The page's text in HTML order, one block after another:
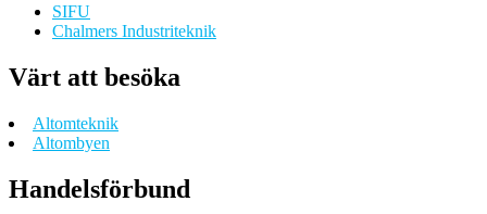
SIFU
Chalmers Industriteknik
Värt att besöka
Altomteknik
Altombyen
Handelsförbund